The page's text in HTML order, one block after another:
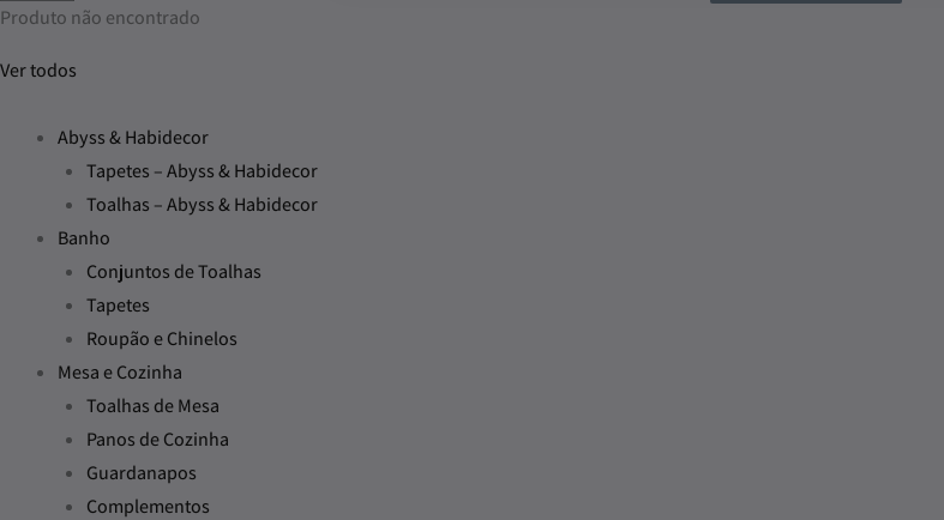
Produto não encontrado
Ver todos
Abyss & Habidecor
Tapetes – Abyss & Habidecor
Toalhas – Abyss & Habidecor
Banho
Conjuntos de Toalhas
Tapetes
Roupão e Chinelos
Mesa e Cozinha
Toalhas de Mesa
Panos de Cozinha
Guardanapos
Complementos